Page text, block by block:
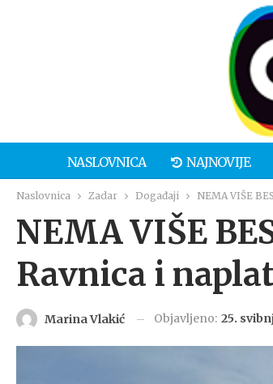
NASLOVNICA NAJNOVIJE
Naslovnica Zadar Događaji NEMA VIŠE
NEMA VIŠE
Ravnica i
Marina Vlakić Objavljeno: 25.